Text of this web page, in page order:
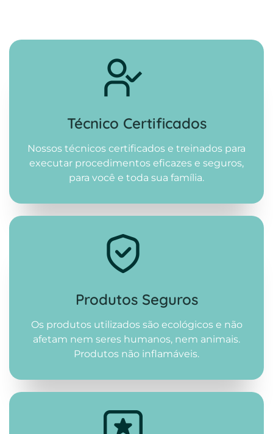
Técnico Certificados
Nossos técnicos certificados e treinados para
executar procedimentos eficazes e seguros,
para você e toda sua família.
Produtos Seguros
Os produtos utilizados são ecológicos e não
afetam nem seres humanos, nem animais.
Produtos não inflamáveis.